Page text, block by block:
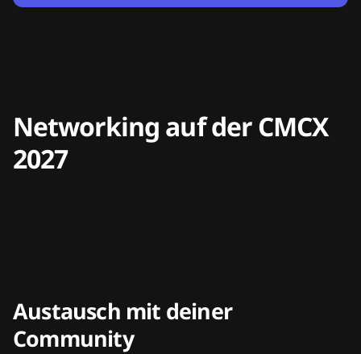
Networking auf der CMCX
2027
Austausch mit deiner
Community